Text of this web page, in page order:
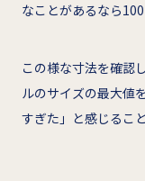
なことがあるなら
この様な寸法を確認
ルのサイズの最大値
すぎた」と感じるこ